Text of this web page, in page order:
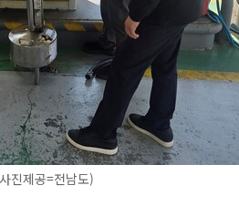
진제공=전남도)